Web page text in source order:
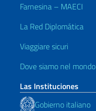
Farnesina – MAECI
La Red Diplomática
Viaggiare sicuri
Dove siamo nel mondo
Las Instituciones
Gobierno italiano